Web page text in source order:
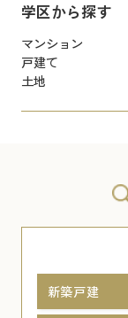
学区から探す
マンション
戸建て
土地
新築戸建